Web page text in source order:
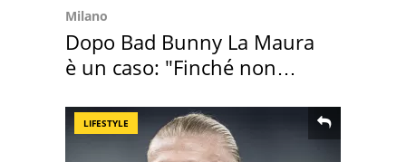
Milano
Dopo Bad Bunny La Maura
è un caso: "Finché non
LIFESTYLE